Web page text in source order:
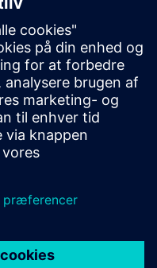
butiksgulvdata
analyse
kommandoer